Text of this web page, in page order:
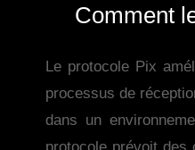
Comment
Le protocole Pix
processus de
dans un